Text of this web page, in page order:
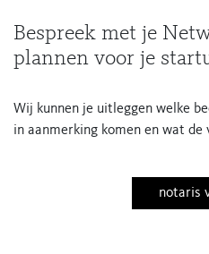
Bespreek met je
plannen voor je
Wij kunnen je uitleggen welke
in aanmerking komen en wat de
notaris